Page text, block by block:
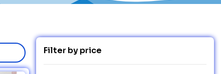
Filter by price